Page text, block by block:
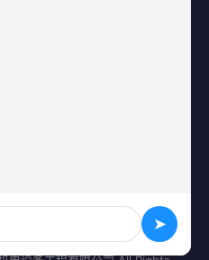
楼A座2501室
➤